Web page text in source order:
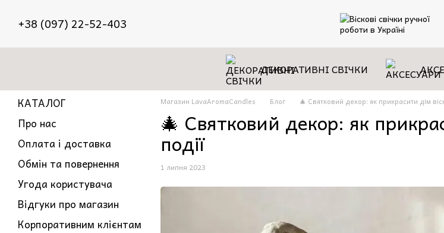
+38 (097) 22-52-403
ДЕКОРАТИВНІ СВІЧКИ
Магазин LavaAromaCandles Блог 🎄 Святковий декор: як прикрасити дім
🎄 Святковий декор: як
події
1 липня 2023
КАТАЛОГ
Про нас
Оплата і доставка
Обмін та повернення
Угода користувача
Відгуки про магазин
Корпоративним клієнтам